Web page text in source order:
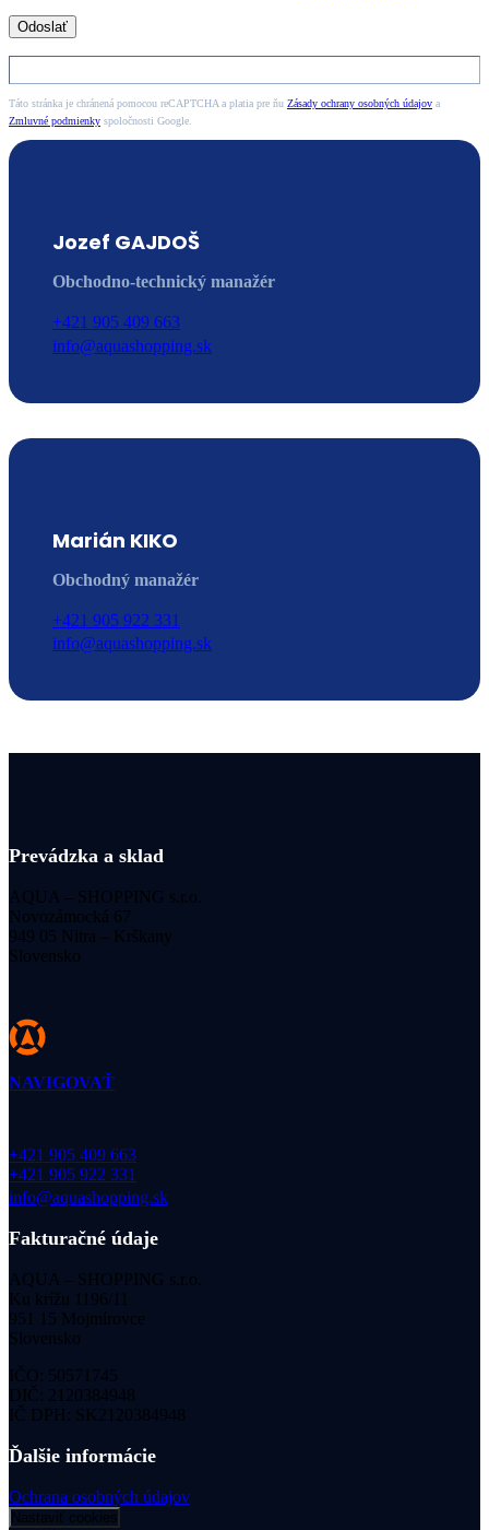
Táto stránka je chránená pomocou reCAPTCHA a platia pre ňu Zásady ochrany osobných údajov a
Zmluvné podmienky spoločnosti Google.
Jozef GAJDOŠ
Obchodno-technický manažér
+421 905 409 663
info@aquashopping.sk
Marián KIKO
Obchodný manažér
+421 905 922 331
info@aquashopping.sk
Prevádzka a sklad
AQUA – SHOPPING s.r.o.
Novozámocká 67
949 05 Nitra – Krškany
Slovensko
NAVIGOVAŤ
+421 905 409 663
+421 905 922 331
info@aquashopping.sk
Fakturačné údaje
AQUA – SHOPPING s.r.o.
Ku krížu 1196/11
951 15 Mojmírovce
Slovensko
IČO: 50571745
DIČ: 2120384948
IČ DPH: SK2120384948
Ďalšie informácie
Ochrana osobných údajov
Nastaviť cookies